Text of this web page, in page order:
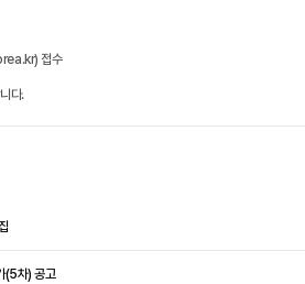
접수
다.
(5차) 공고